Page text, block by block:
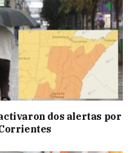
dos alertas por